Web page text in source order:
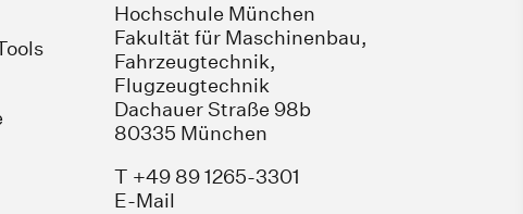
Hochschule München
Fakultät für Maschinenbau,
Fahrzeugtechnik,
Flugzeugtechnik
Dachauer Straße 98b
80335 München
T +49 89 1265-3301
E-Mail